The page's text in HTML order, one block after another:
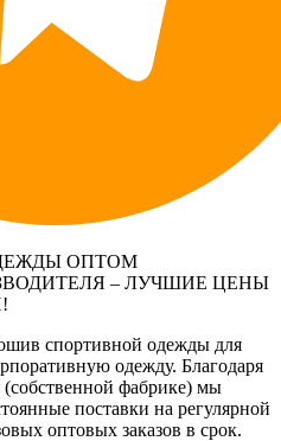
ОПТОМ
– ЛУЧШИЕ ЦЕНЫ
спортивной одежды для
одежду. Благодаря
фабрике) мы
поставки на регулярной
оптовых заказов в срок.